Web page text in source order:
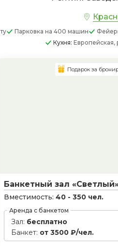
Парковка на 400 машин
Кухня: Европейская,
Банкетный зал
Вместимость: 40 - 350 чел.
Аренда с банкетом
Зал: бесплатно
Банкет: от 3500 ₽/чел.
Подарок за